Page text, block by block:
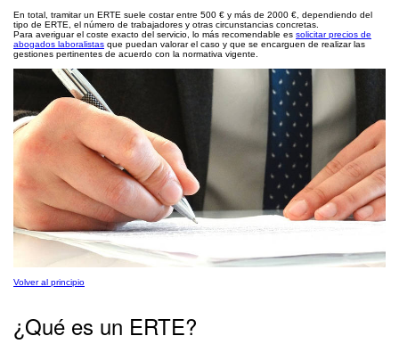
En total, tramitar un ERTE suele costar entre 500 € y más de 2000 €, dependiendo del
tipo de ERTE, el número de trabajadores y otras circunstancias concretas.
Para averiguar el coste exacto del servicio, lo más recomendable es solicitar precios de
abogados laboralistas que puedan valorar el caso y que se encarguen de realizar las
gestiones pertinentes de acuerdo con la normativa vigente.
Volver al principio
¿Qué es un ERTE?